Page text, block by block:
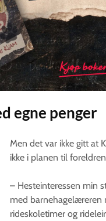
egne penger
Men det var ikke gitt at
ikke i planen til
– Hesteinteressen min
med barnehagelæreren
rideskoletimer og